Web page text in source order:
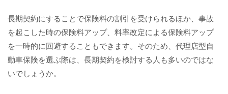
長期契約にすることで保険料の割引を受けられるほか、事故
を起こした時の保険料アップ、料率改定による保険料アップ
を一時的に回避することもできます。そのため、代理店型自
動車保険を選ぶ際は、長期契約を検討する人も多いのではな
いでしょうか。